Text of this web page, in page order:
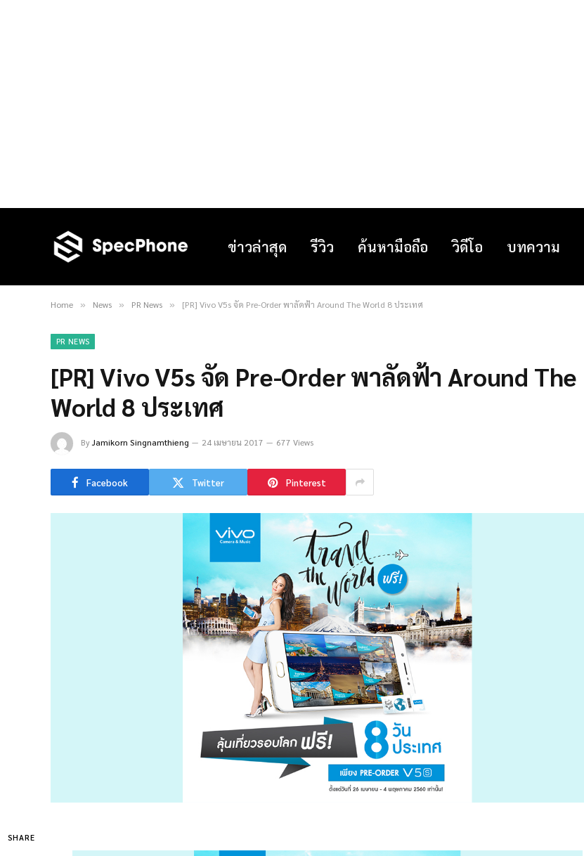
ข่าวล่าสุด รีวิว ค้นหามือถือ วิดีโอ บทความ
Home » News » PR News » [PR] Vivo V5s จัด Pre-Order พาลัดฟ้า Around The World 8 ประเทศ
PR NEWS
[PR] Vivo V5s จัด Pre-Order พาลัดฟ้า Around The
World 8 ประเทศ
ByJamikorn Singnamthieng 24 เมษายน 2017 677 Views
Facebook Twitter Pinterest
SHARE